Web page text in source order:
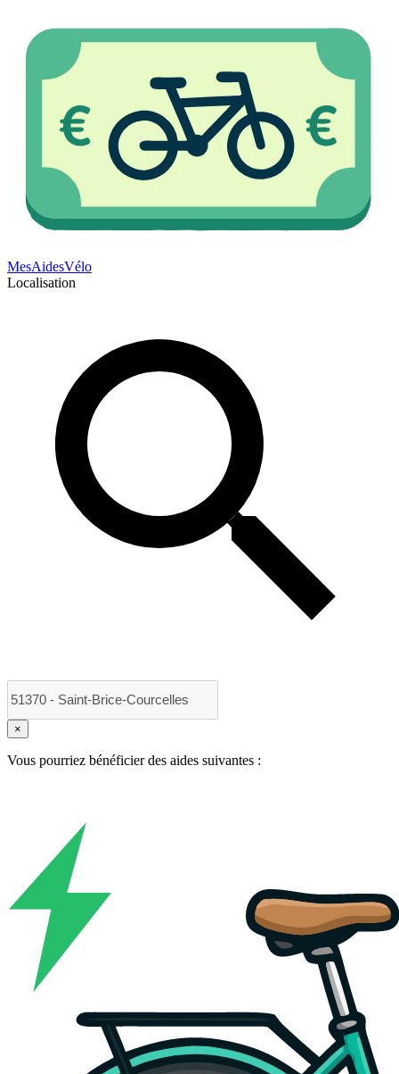
MesAidesVélo
Localisation
×
Vous pourriez bénéficier des aides suivantes :